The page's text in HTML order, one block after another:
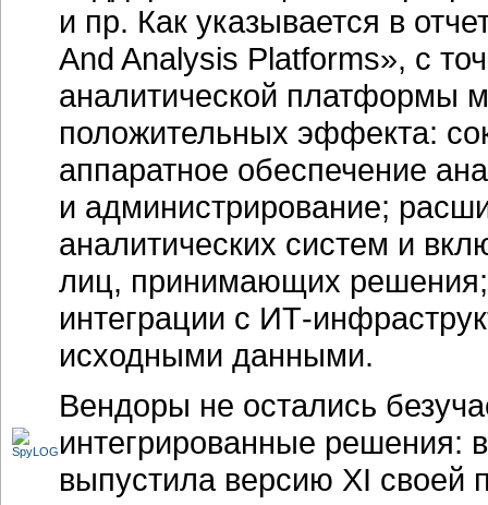
и пр. Как указывается в
And Analysis Platforms», с
аналитической платформы
положительных эффекта:
аппаратное обеспечение
и администрирование;
аналитических систем и
лиц, принимающих решения;
интеграции с ИТ-
исходными данными.
Вендоры не остались
интегрированные решения:
выпустила версию XI